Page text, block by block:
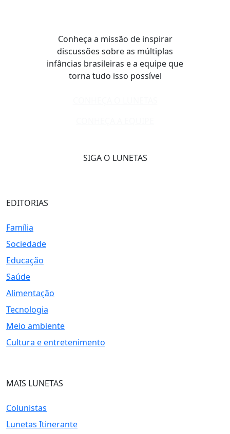
Conheça a missão de inspirar
discussões sobre as múltiplas
infâncias brasileiras e a equipe que
torna tudo isso possível
SIGA O LUNETAS
EDITORIAS
Família
Sociedade
Educação
Saúde
Alimentação
Tecnologia
Meio ambiente
Cultura e entretenimento
MAIS LUNETAS
Colunistas
Lunetas Itinerante